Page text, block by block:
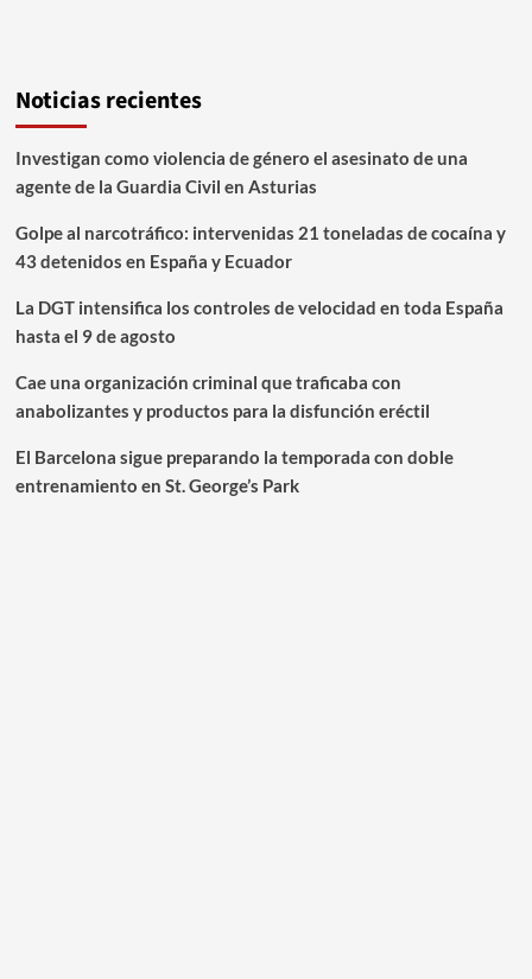
Noticias recientes
Investigan como violencia de género el asesinato de una
agente de la Guardia Civil en Asturias
Golpe al narcotráfico: intervenidas 21 toneladas de cocaína y
43 detenidos en España y Ecuador
La DGT intensifica los controles de velocidad en toda España
hasta el 9 de agosto
Cae una organización criminal que traficaba con
anabolizantes y productos para la disfunción eréctil
El Barcelona sigue preparando la temporada con doble
entrenamiento en St. George’s Park